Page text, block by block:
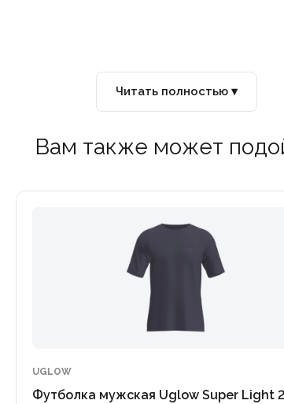
Читать полностью ▾
Вам также может
UGLOW
Футболка мужская Uglow Super Light